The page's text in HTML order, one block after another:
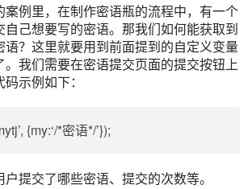
案例里，在制作密语瓶的流程中，有一个
己想要写的密语。那我们如何能获取到
语？这里就要用到前面提到的自定义变量
。我们需要在密语提交页面的提交按钮上
示例如下：
{my:‘/*密语*/’});
提交了哪些密语、提交的次数等。